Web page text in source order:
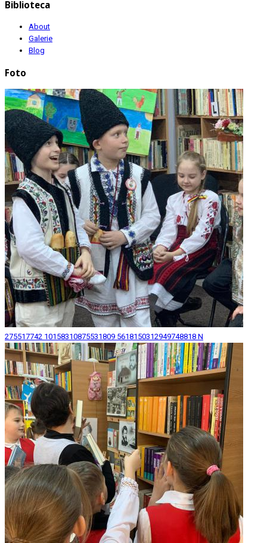
Biblioteca
About
Galerie
Blog
Foto
275517742 10158310875531809 5618150312949748818 N